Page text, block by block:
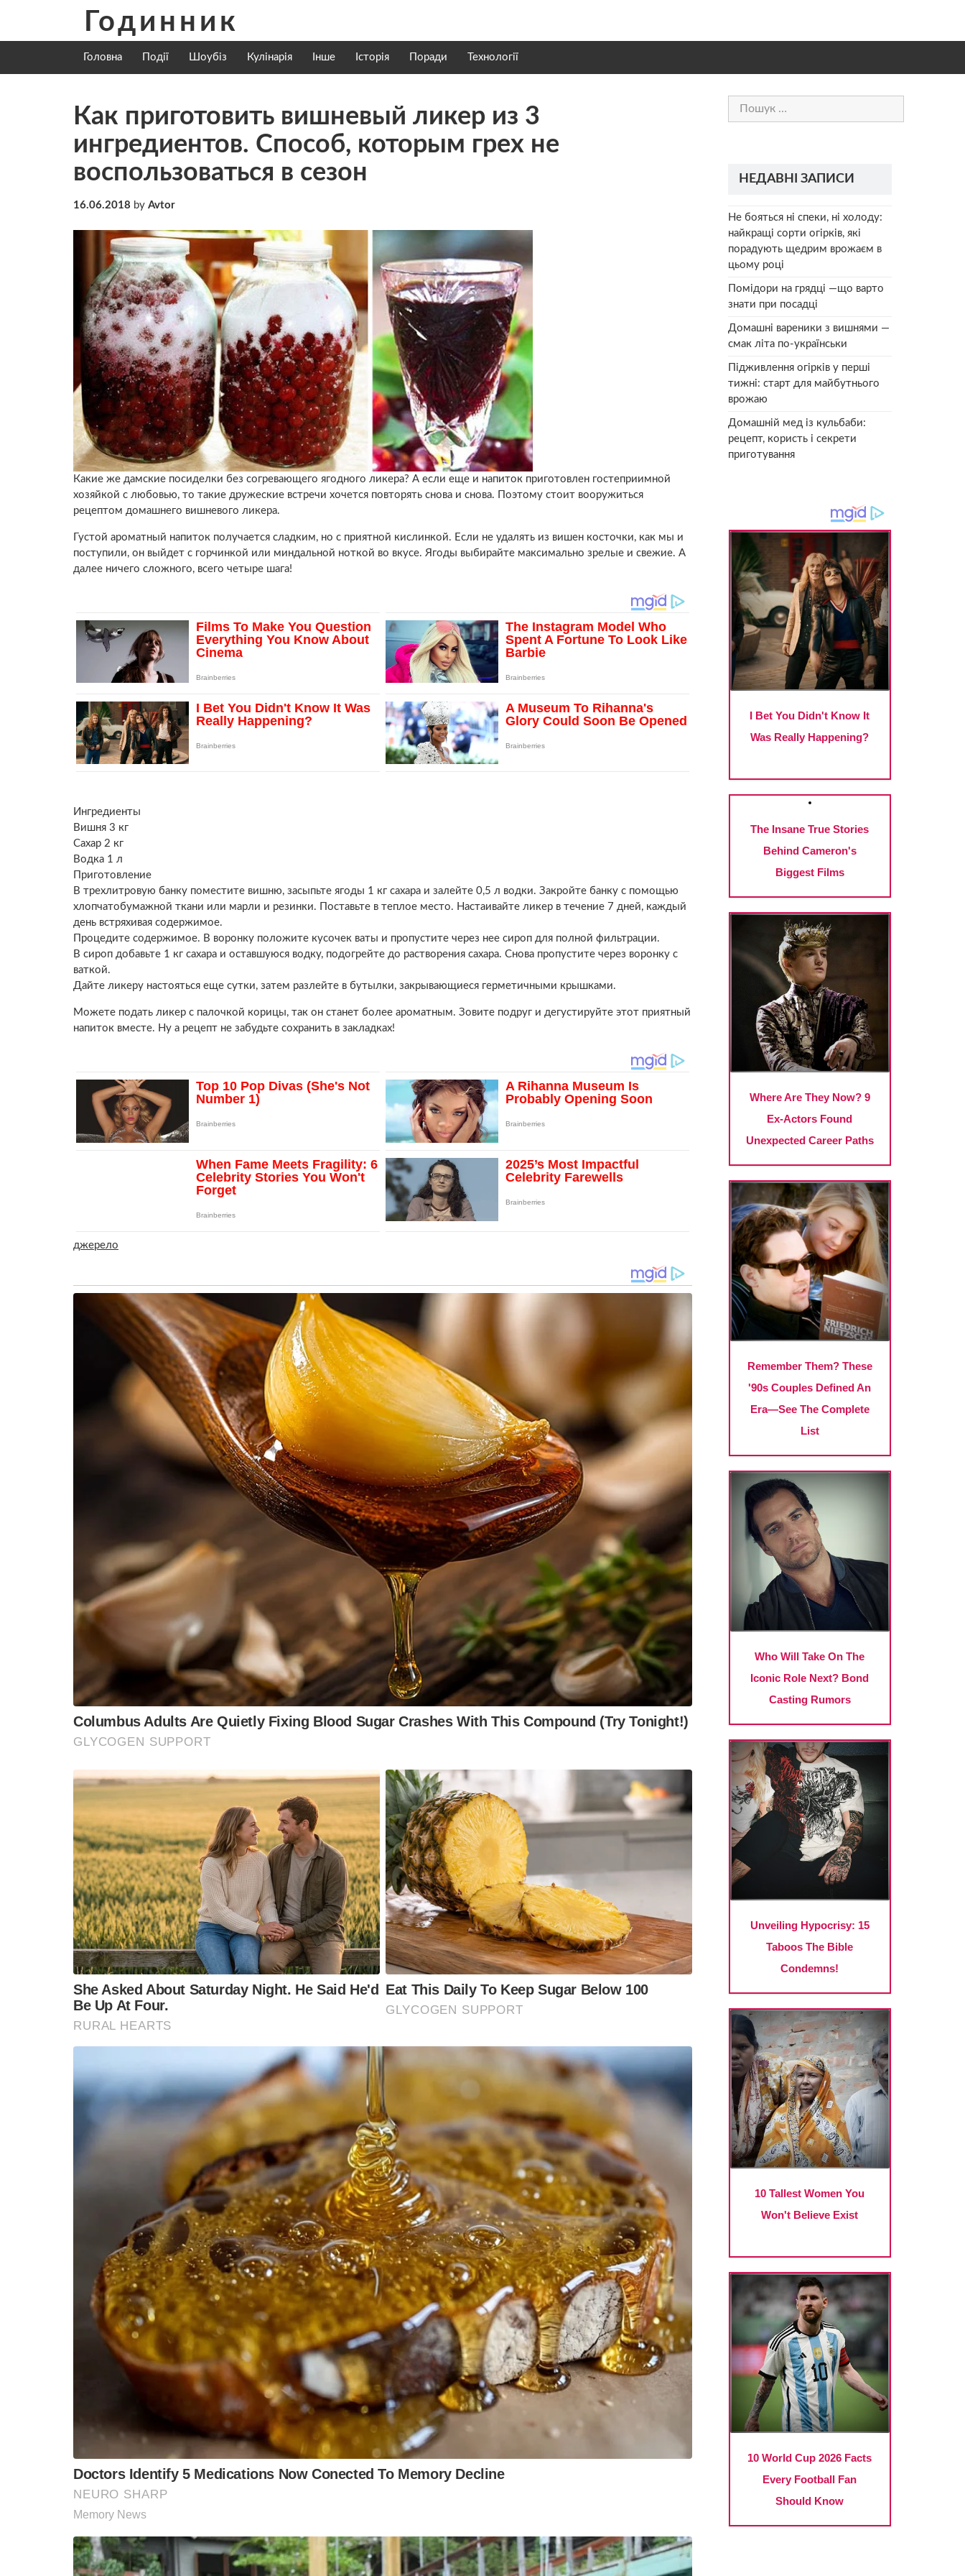
content
Годинник
Головна Події Шоубіз Кулінарія Інше Історія Поради Технології
Как приготовить вишневый ликер из 3
ингредиентов. Способ, которым грех не
воспользоваться в сезон
16.06.2018 by Avtor
Какие же дамские посиделки без согревающего ягодного ликера? А если еще и напиток приготовлен гостеприимной
хозяйкой с любовью, то такие дружеские встречи хочется повторять снова и снова. Поэтому стоит вооружиться
рецептом домашнего вишневого ликера.
Густой ароматный напиток получается сладким, но с приятной кислинкой. Если не удалять из вишен косточки, как мы и
поступили, он выйдет с горчинкой или миндальной ноткой во вкусе. Ягоды выбирайте максимально зрелые и свежие. А
далее ничего сложного, всего четыре шага!
Ингредиенты
Вишня 3 кг
Сахар 2 кг
Водка 1 л
Приготовление
В трехлитровую банку поместите вишню, засыпьте ягоды 1 кг сахара и залейте 0,5 л водки. Закройте банку с помощью
хлопчатобумажной ткани или марли и резинки. Поставьте в теплое место. Настаивайте ликер в течение 7 дней, каждый
день встряхивая содержимое.
Процедите содержимое. В воронку положите кусочек ваты и пропустите через нее сироп для полной фильтрации.
В сироп добавьте 1 кг сахара и оставшуюся водку, подогрейте до растворения сахара. Снова пропустите через воронку с
ваткой.
Дайте ликеру настояться еще сутки, затем разлейте в бутылки, закрывающиеся герметичными крышками.
Можете подать ликер с палочкой корицы, так он станет более ароматным. Зовите подруг и дегустируйте этот приятный
напиток вместе. Ну а рецепт не забудьте сохранить в закладках!
джерело
Пошук:
НЕДАВНІ ЗАПИСИ
Не бояться ні спеки, ні холоду:
найкращі сорти огірків, які
порадують щедрим врожаєм в
цьому році
Помідори на грядці —що варто
знати при посадці
Домашні вареники з вишнями —
смак літа по-українськи
Підживлення огірків у перші
тижні: старт для майбутнього
врожаю
Домашній мед із кульбаби:
рецепт, користь і секрети
приготування